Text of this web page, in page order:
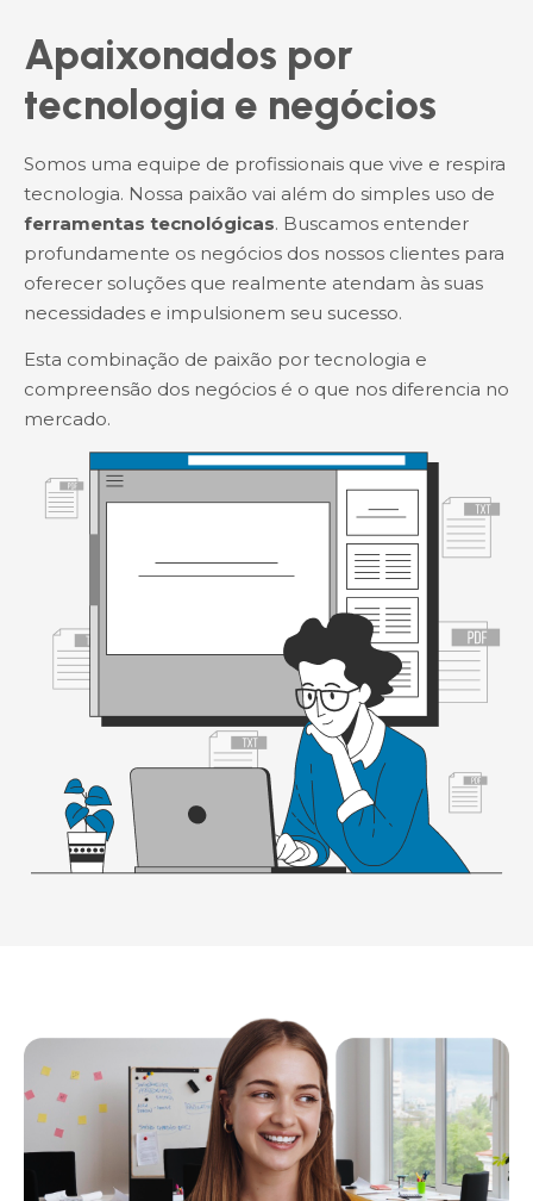
Apaixonados por
tecnologia e negócios
Somos uma equipe de profissionais que vive e respira
tecnologia. Nossa paixão vai além do simples uso de
ferramentas tecnológicas. Buscamos entender
profundamente os negócios dos nossos clientes para
oferecer soluções que realmente atendam às suas
necessidades e impulsionem seu sucesso.
Esta combinação de paixão por tecnologia e
compreensão dos negócios é o que nos diferencia no
mercado.